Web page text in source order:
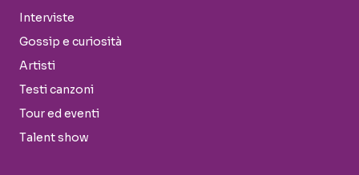
Interviste
Gossip e curiosità
Artisti
Testi canzoni
Tour ed eventi
Talent show